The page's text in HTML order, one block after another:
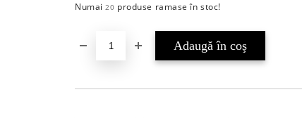
Numai20 produse ramase în stoc!